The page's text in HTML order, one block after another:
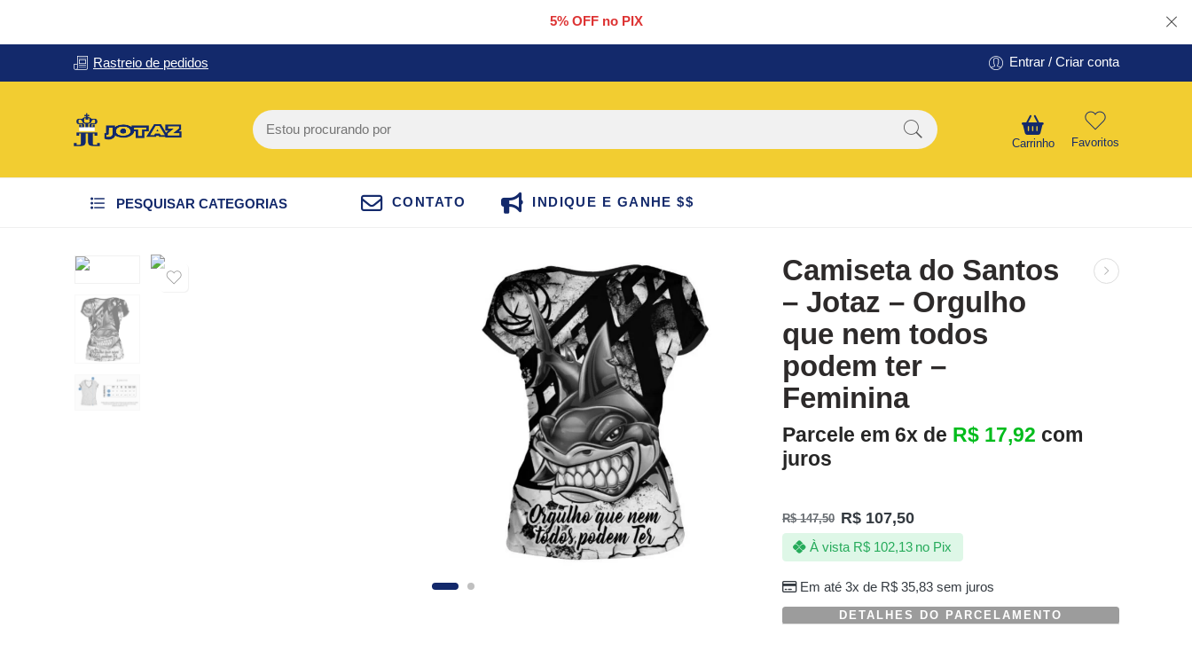
5% OFF no PIX
Rastreio de pedidos Entrar / Criar conta
Carrinho Favoritos
PESQUISAR CATEGORIAS CONTATO INDIQUE E GANHE $$
Camiseta do Santos
– Jotaz – Orgulho
que nem todos
podem ter –
Feminina
Parcele em 6x de R$ 17,92 com
juros
R$147,50 R$ 107,50
Em até 3x de R$35,83sem juros
À vista R$102,13 no Pix
DETALHES DO PARCELAMENTO